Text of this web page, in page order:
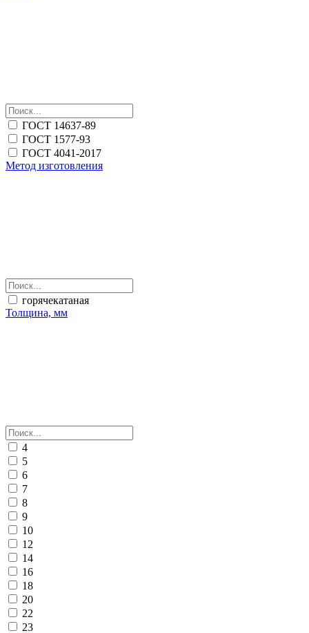
ГОСТ 14637-89
ГОСТ 1577-93
ГОСТ 4041-2017
Метод изготовления
горячекатаная
Толщина, мм
4
5
6
7
8
9
10
12
14
16
18
20
22
23